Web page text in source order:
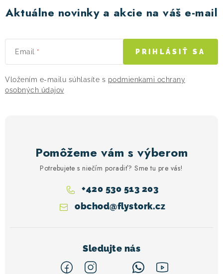
v
k
y
ý
p
i
Aktuálne novinky a akcie na váš e-mail
Email
Vložením e-mailu súhlasíte s podmienkami ochrany
osobných údajov
PRIHLÁSIŤ SA
Pomôžeme vám s výberom
Potrebujete s niečím poradiť? Sme tu pre vás!
obchod@flystork.cz
+420 530 513 203